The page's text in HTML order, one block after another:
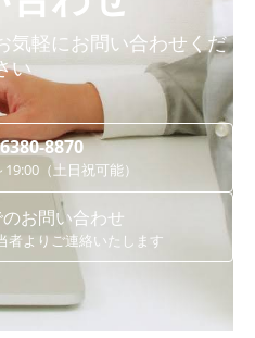
気軽にお問い合わせくだ
い
8870
（土日祝可能）
お問い合わせ
者よりご連絡いたします